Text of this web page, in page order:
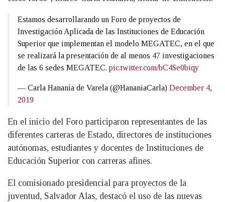
Estamos desarrollarando un Foro de proyectos de
Investigación Aplicada de las Instituciones de Educación
Superior que implementan el modelo MEGATEC, en el que
se realizará la presentación de al menos 47 investigaciones
de las 6 sedes MEGATEC. pic.twitter.com/bC4Se0biqy
— Carla Hananía de Varela (@HananiaCarla) December 4,
2019
En el inicio del Foro participaron representantes de las
diferentes carteras de Estado, directores de instituciones
autónomas, estudiantes y docentes de Instituciones de
Educación Superior con carreras afines.
El comisionado presidencial para proyectos de la
juventud, Salvador Alas, destacó el uso de las nuevas